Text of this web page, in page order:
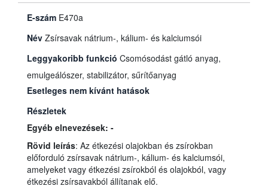
E-szám E470a
Név Zsírsavak nátrium-, kálium- és kalciumsói
Leggyakoribb funkció
emulgeálószer, stabilizátor, sűrítőanyag
Esetleges nem kívánt hatások
Részletek
Egyéb elnevezések: -
Rövid leírás: Az étkezési olajokban és zsírokban
előforduló zsírsavak nátrium-, kálium- és kalciumsói,
amelyeket vagy étkezési zsírokból és olajokból, vagy
étkezési zsírsavakból állítanak elő.